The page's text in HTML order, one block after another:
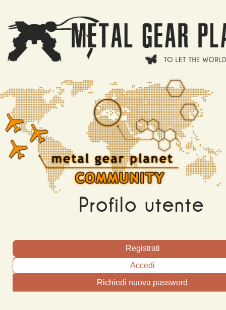
Profilo utente
Schede primarie
Registrati
Accedi
Richiedi nuova password